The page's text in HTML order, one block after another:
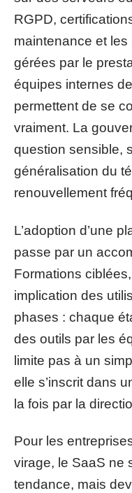
RGPD,
maintenance et
gérées par le
équipes internes
permettent de se
vraiment. La
question sensible,
généralisation du
renouvellement
L’adoption d’une
passe par un
Formations
implication des
phases : chaque
des outils par les
limite pas à un
elle s’inscrit dans
la fois par la
Pour les
virage, le SaaS ne
tendance, mais